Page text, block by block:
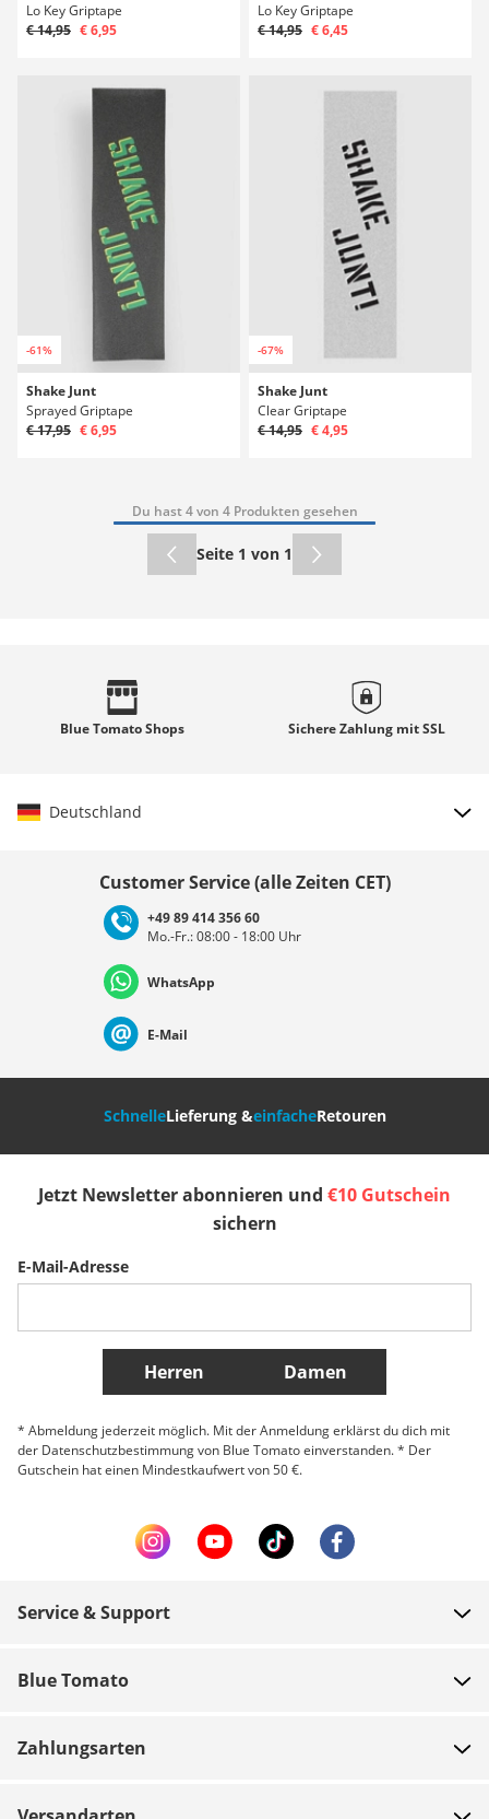
Lo Key Griptape
€ 14,95 € 6,95
Lo Key Griptape
€ 14,95 € 6,45
-61%
Shake Junt
Sprayed Griptape
€ 17,95 € 6,95
-67%
Shake Junt
Clear Griptape
€ 14,95 € 4,95
Du hast 4 von 4 Produkten gesehen
Seite 1 von 1
Blue TomatoShops Sichere Zahlung mitSSL
Deutschland
Deutschland Österreich
Nederland Italia (Italiano) Italien (Deutsch)
Slovenija
Belgique (Français) Danmark Norge
Weitere Länder
Customer Service (alle Zeiten CET)
+49 89 414 356 60
Mo.-Fr.: 08:00 - 18:00 Uhr
WhatsApp
E-Mail
SchnelleLieferung &einfacheRetouren
Jetzt Newsletter abonnieren und €10 Gutschein
sichern
E-Mail-Adresse
Herren Damen
* Abmeldung jederzeit möglich. Mit der Anmeldung erklärst du dich mit
der Datenschutzbestimmung von Blue Tomato einverstanden. * Der
Gutschein hat einen Mindestkaufwert von 50 €.
Service & Support
Versand
Gutscheine
Blue Tomato
Zahlungsarten